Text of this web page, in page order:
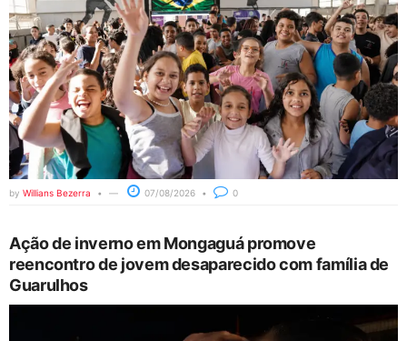
by Willians Bezerra 07/08/2026 0
Ação de inverno em Mongaguá promove
reencontro de jovem desaparecido com família de
Guarulhos